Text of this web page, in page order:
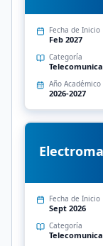
Fecha de Inicio
Feb 2027
Categoría
Año Académico
2026-2027
Fecha de Inicio
Sept 2026
Categoría